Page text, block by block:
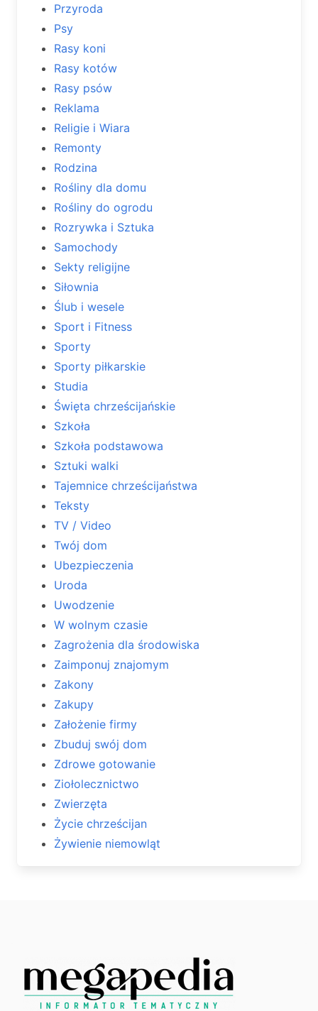
Przyroda
Psy
Rasy koni
Rasy kotów
Rasy psów
Reklama
Religie i Wiara
Remonty
Rodzina
Rośliny dla domu
Rośliny do ogrodu
Rozrywka i Sztuka
Samochody
Sekty religijne
Siłownia
Ślub i wesele
Sport i Fitness
Sporty
Sporty piłkarskie
Studia
Święta chrześcijańskie
Szkoła
Szkoła podstawowa
Sztuki walki
Tajemnice chrześcijaństwa
Teksty
TV / Video
Twój dom
Ubezpieczenia
Uroda
Uwodzenie
W wolnym czasie
Zagrożenia dla środowiska
Zaimponuj znajomym
Zakony
Zakupy
Założenie firmy
Zbuduj swój dom
Zdrowe gotowanie
Ziołolecznictwo
Zwierzęta
Życie chrześcijan
Żywienie niemowląt